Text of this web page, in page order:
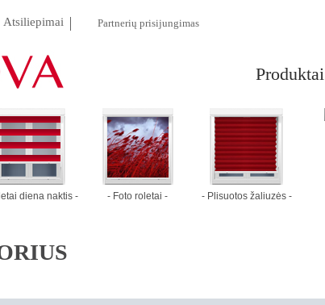
Atsiliepimai Partnerių prisijungimas
Produktai
diena naktis - - Foto roletai - - Plisuotos žaliuzės -